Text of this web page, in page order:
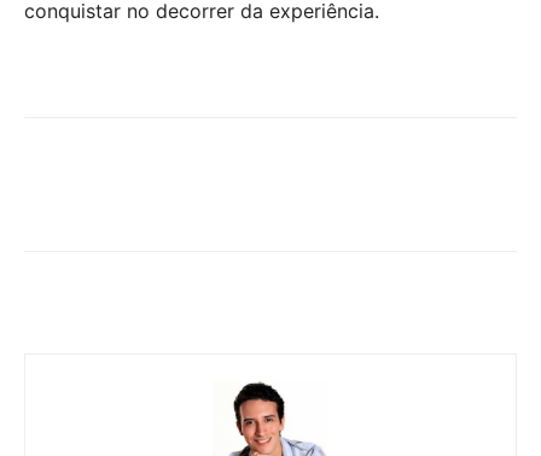
conquistar no decorrer da experiência.